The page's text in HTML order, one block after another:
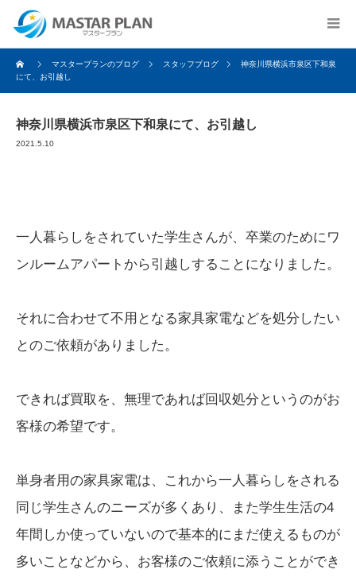
マスタープランのブログ スタッフブログ
神奈川県横浜市泉区下和泉
にて、お引越し
神奈川県横浜市泉区下和泉にて、お引越し
2021.5.10
一人暮らしをされていた学生さんが、卒業のためにワ
ンルームアパートから引越しすることになりました。
それに合わせて不用となる家具家電などを処分したい
とのご依頼がありました。
できれば買取を、無理であれば回収処分というのがお
客様の希望です。
単身者用の家具家電は、これから一人暮らしをされる
同じ学生さんのニーズが多くあり、また学生生活の4
年間しか使っていないので基本的にまだ使えるものが
多いことなどから、お客様のご依頼に添うことができ